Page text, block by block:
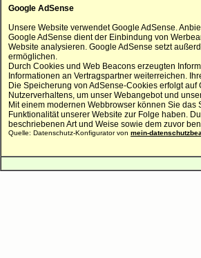
Google AdSense
Unsere Website verwendet Google AdSense.
Google AdSense dient der Einbindung von
Website analysieren. Google AdSense setzt
ermöglichen.
Durch Cookies und Web Beacons erzeugten
Informationen an Vertragspartner weiterreichen.
Die Speicherung von AdSense-Cookies erfolgt
Nutzerverhaltens, um unser Webangebot und
Mit einem modernen Webbrowser können Sie
Funktionalität unserer Website zur Folge haben.
beschriebenen Art und Weise sowie dem zuvor
Quelle: Datenschutz-Konfigurator von mein-